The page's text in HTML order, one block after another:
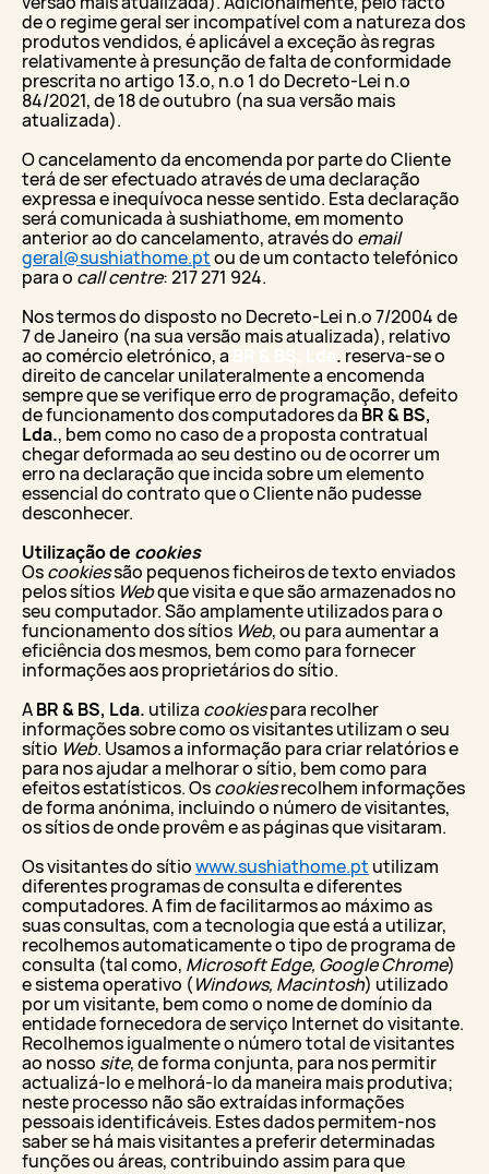
de o regime geral ser incompatível com a natureza dos
produtos vendidos, é aplicável a exceção às regras
relativamente à presunção de falta de conformidade
prescrita no artigo 13.º, n.º 1 do Decreto-Lei n.º
84/2021, de 18 de outubro (na sua versão mais
atualizada).
O cancelamento da encomenda por parte do Cliente
terá de ser efectuado através de uma declaração
expressa e inequívoca nesse sentido. Esta declaração
será comunicada à sushiathome, em momento
anterior ao do cancelamento, através do email
geral@sushiathome.ptou de um contacto telefónico
para o call centre: 217 271 924.
Nos termos do disposto no Decreto-Lei n.º 7/2004 de
7 de Janeiro (na sua versão mais atualizada), relativo
ao comércio eletrónico, a
. reserva-se o
direito de cancelar unilateralmente a encomenda
sempre que se verifique erro de programação, defeito
de funcionamento dos computadores da BR & BS,
Lda., bem como no caso de a proposta contratual
chegar deformada ao seu destino ou de ocorrer um
erro na declaração que incida sobre um elemento
essencial do contrato que o Cliente não pudesse
desconhecer.
Utilização de cookies
Oscookiessão pequenos ficheiros de texto enviados
pelos sítios Webque visita e que são armazenados no
seu computador. São amplamente utilizados para o
funcionamento dos sítios Web, ou para aumentar a
eficiência dos mesmos, bem como para fornecer
informações aos proprietários do sítio.
ABR & BS, Lda. utiliza cookiespara recolher
informações sobre como os visitantes utilizam o seu
sítio Web. Usamos a informação para criar relatórios e
para nos ajudar a melhorar o sítio, bem como para
efeitos estatísticos. Oscookiesrecolhem informações
de forma anónima, incluindo o número de visitantes,
os sítios de onde provêm e as páginas que visitaram.
Os visitantes do sítiowww.sushiathome.pt utilizam
diferentes programas de consulta e diferentes
computadores. A fim de facilitarmos ao máximo as
suas consultas, com a tecnologia que está a utilizar,
recolhemos automaticamente o tipo de programa de
consulta (tal como, Microsoft Edge, Google Chrome)
e sistema operativo (Windows, Macintosh) utilizado
por um visitante, bem como o nome de domínio da
entidade fornecedora de serviço Internet do visitante.
Recolhemos igualmente o número total de visitantes
ao nosso site, de forma conjunta, para nos permitir
actualizá-lo e melhorá-lo da maneira mais produtiva;
neste processo não são extraídas informações
pessoais identificáveis. Estes dados permitem-nos
saber se há mais visitantes a preferir determinadas
funções ou áreas, contribuindo assim para que